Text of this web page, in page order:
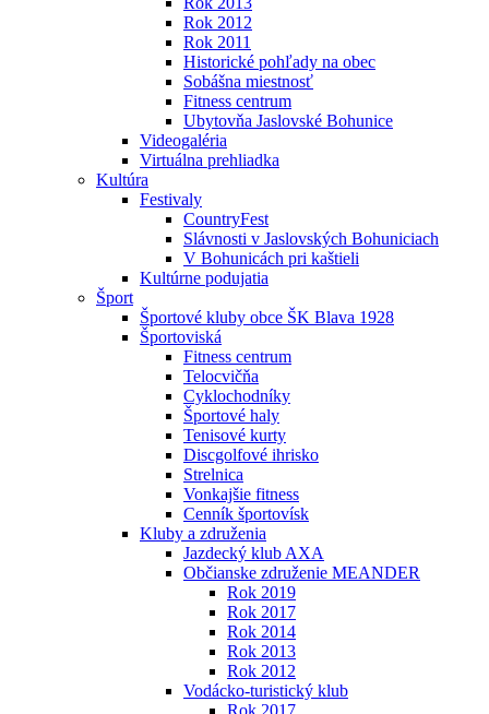
Rok 2012
Rok 2011
Historické pohľady na obec
Sobášna miestnosť
Fitness centrum
Ubytovňa Jaslovské Bohunice
Videogaléria
Virtuálna prehliadka
Kultúra
Festivaly
CountryFest
Slávnosti v Jaslovských Bohuniciach
V Bohunicách pri kaštieli
Kultúrne podujatia
Šport
Športové kluby obce ŠK Blava 1928
Športoviská
Fitness centrum
Telocvičňa
Cyklochodníky
Športové haly
Tenisové kurty
Discgolfové ihrisko
Strelnica
Vonkajšie fitness
Cenník športovísk
Kluby a združenia
Jazdecký klub AXA
Občianske združenie MEANDER
Rok 2019
Rok 2017
Rok 2014
Rok 2013
Rok 2012
Vodácko-turistický klub
Rok 2017